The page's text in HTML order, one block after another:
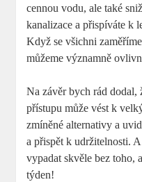
cennou vodu, ale také
kanalizace a přispíváte k
Když se všichni
můžeme významně
Na závěr bych rád dodal,
přístupu může vést k
zmíněné alternativy a
a přispět k udržitelnosti.
vypadat skvěle bez toho,
týden!